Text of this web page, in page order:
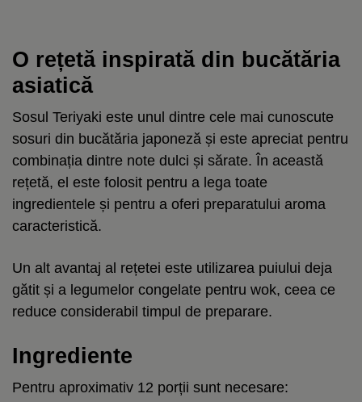
O rețetă inspirată din bucătăria
asiatică
Sosul Teriyaki este unul dintre cele mai cunoscute
sosuri din bucătăria japoneză și este apreciat pentru
combinația dintre note dulci și sărate. În această
rețetă, el este folosit pentru a lega toate
ingredientele și pentru a oferi preparatului aroma
caracteristică.
Un alt avantaj al rețetei este utilizarea puiului deja
gătit și a legumelor congelate pentru wok, ceea ce
reduce considerabil timpul de preparare.
Ingrediente
Pentru aproximativ 12 porții sunt necesare: